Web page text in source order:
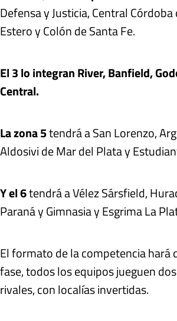
Defensa y Justicia, Central
Estero y Colón de Santa Fe.
El 3 lo integran River, Banfield,
Central.
La zona 5tendrá a San Lorenzo,
Aldosivi de Mar del Plata y
Y el 6tendrá a Vélez Sársfield,
Paraná y Gimnasia y Esgrima La
El formato de la competencia hará
fase, todos los equipos jueguen
rivales, con localías invertidas.